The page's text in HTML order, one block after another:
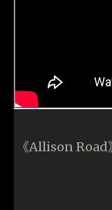
《Allison Road